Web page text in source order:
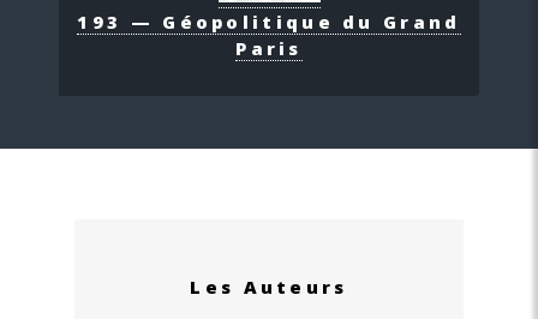
193 — Géopolitique du Grand
Paris
Les Auteurs